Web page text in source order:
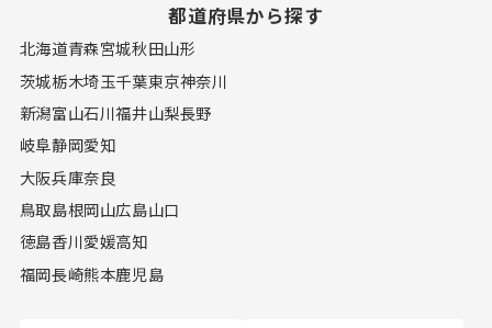
都道府県から探す
北海道青森宮城秋田山形
茨城栃木埼玉千葉東京神奈川
新潟富山石川福井山梨長野
岐阜静岡愛知
大阪兵庫奈良
鳥取島根岡山広島山口
徳島香川愛媛高知
福岡長崎熊本鹿児島